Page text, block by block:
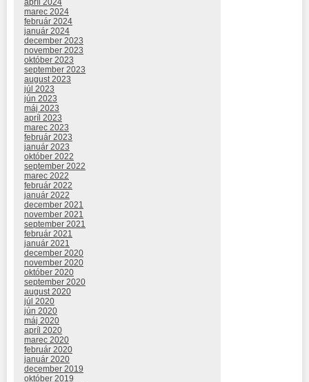
apríl 2024
marec 2024
február 2024
január 2024
december 2023
november 2023
október 2023
september 2023
august 2023
júl 2023
jún 2023
máj 2023
apríl 2023
marec 2023
február 2023
január 2023
október 2022
september 2022
marec 2022
február 2022
január 2022
december 2021
november 2021
september 2021
február 2021
január 2021
december 2020
november 2020
október 2020
september 2020
august 2020
júl 2020
jún 2020
máj 2020
apríl 2020
marec 2020
február 2020
január 2020
december 2019
október 2019